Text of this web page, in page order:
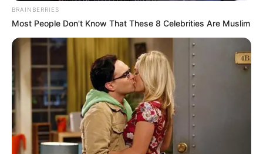
$30k In Debt Relief Scandal: What Financial
Institutions Quietly Conceal
JG WENTWORTH
Colorado Elk's Surprising Response After Being
Freed From Tire
BUZZ DAY
She Chose To Remove The Tattoos On Her Face.
Look At Her Now
BRAINBERRIES
Most People Don't Know That These 8 Celebrities Are Muslim